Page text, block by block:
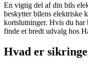
En vigtig del af din bils
beskytter bilens elektriske
kortslutninger. Hvis du
finde et bredt udvalg hos
Hvad er